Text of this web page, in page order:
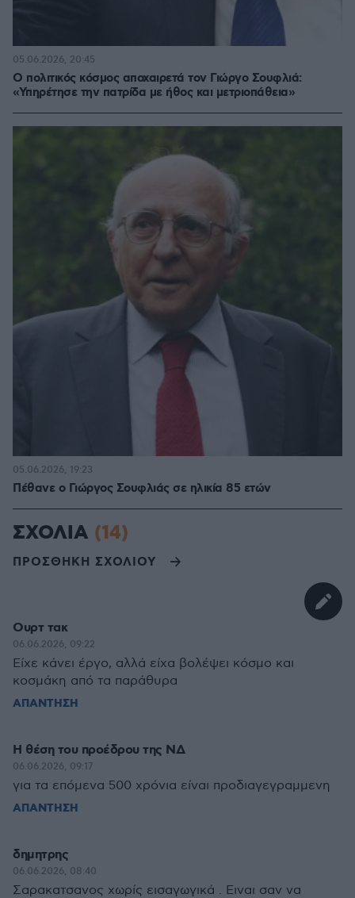
Ο πολιτικός κόσμος αποχαιρετά τον Γιώργο Σουφλιά:
«Υπηρέτησε την πατρίδα με ήθος και μετριοπάθεια»
05.06.2026, 20:45
Πέθανε ο Γιώργος Σουφλιάς σε ηλικία 85 ετών
05.06.2026, 19:23
ΣΧΟΛΙΑ (14)
ΠΡΟΣΘΗΚΗ ΣΧΟΛΙΟΥ
Ουρτ τακ
06.06.2026, 09:22
Είχε κάνει έργο, αλλά είχα βολέψει κόσμο και
κοσμάκη από τα παράθυρα
ΑΠΑΝΤΗΣΗ
Η θέση του προέδρου της ΝΔ
06.06.2026, 09:17
για τα επόμενα 500 χρόνια είναι προδιαγεγραμμενη
ΑΠΑΝΤΗΣΗ
δημητρης
06.06.2026, 08:40
Σαρακατσανος χωρίς εισαγωγικά . Ειναι σαν να